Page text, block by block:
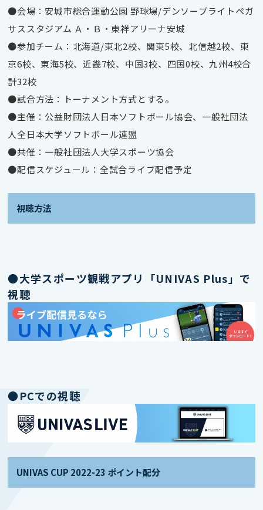
●会場：安城市総合運動公園 野球場/デンソーブライトペガ
サススタジアム Ａ・Ｂ・東祥アリーナ安城
●参加チーム：北海道/東北2校、関東5校、北信越2校、東
京6校、東海5校、近畿7校、中国3校、四国0校、九州4校合
計32校
●試合方法：トーナメント方式とする。
●主催：公益財団法人日本ソフトボール協会、一般社団法
人全日本大学ソフトボール連盟
●共催：一般社団法人大学スポーツ協会
●配信スケジュール：全試合ライブ配信予定
視聴方法
●大学スポーツ観戦アプリ「UNIVAS Plus」で
視聴
●PCでの視聴
UNIVAS CUP 2022-23 ポイント配分